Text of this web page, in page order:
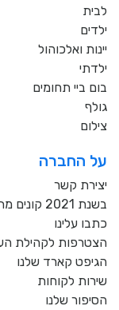
לבית
ילדים
יינות ואלכוהול
ילדתי
בום ביי תחומים
גולף
צילום
על החברה
יצירת קשר
בשנת 2021 קונים מתנות רק מעסקים כחול לבן!
כתבו עלינו
הצטרפות לקהילת
הגיפט קארד שלנו
שירות לקוחות
הסיפור שלנו